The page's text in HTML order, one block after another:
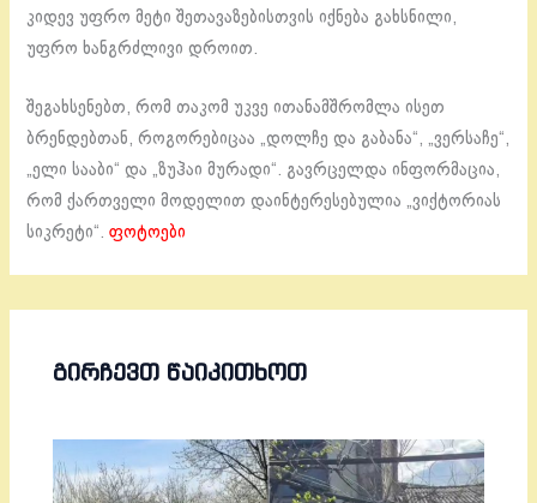
კიდევ უფრო მეტი შეთავაზებისთვის იქნება გახსნილი,
უფრო ხანგრძლივი დროით.
შეგახსენებთ, რომ თაკომ უკვე ითანამშრომლა ისეთ
ბრენდებთან, როგორებიცაა „დოლჩე და გაბანა“, „ვერსაჩე“,
„ელი სააბი“ და „ზუჰაი მურადი“. გავრცელდა ინფორმაცია,
რომ ქართველი მოდელით დაინტერესებულია „ვიქტორიას
სიკრეტი“.ფოტოები
ᲒᲘᲠᲩᲔᲕᲗ ᲬᲐᲘᲙᲘᲗᲮᲝᲗ